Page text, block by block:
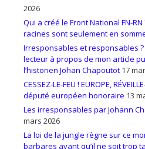
2026
Qui a créé le Front National FN-RN
racines sont seulement en
Irresponsables et responsables ?
lecteur à propos de mon article
l’historien Johan Chapoutot 17
CESSEZ-LE-FEU ! EUROPE,
député européen honoraire 13
Les irresponsables par Johann
mars 2026
La loi de la jungle règne sur ce
barbares avant qu’il ne soit trop